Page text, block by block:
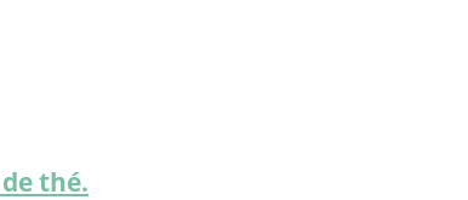
thé.